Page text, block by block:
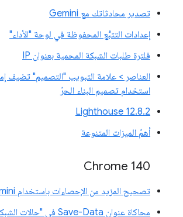
تصدير محادثاتك مع Gemini
إعدادات التتبُّع المحفوظة في لوحة "الأداء"
فلترة طلبات الشبكة المحمية بعنوان IP
العناصر > علامة التبويب "التصميم" تضيف
استخدام تصميم البناء الحرّ
‫Lighthouse 12.8.2
أهمّ الميزات المتنوعة
Chrome 140
تصحيح المزيد من الإحصاءات باستخدام Gemini
محاكاة عنوان Save-Data في "حالات الشبكة"